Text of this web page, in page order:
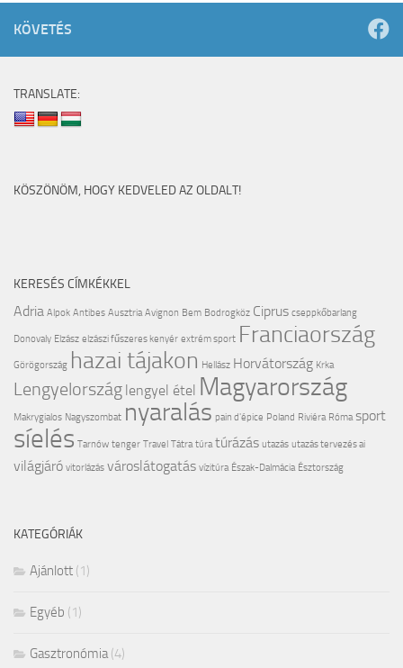
KÖVETÉS
TRANSLATE:
KÖSZÖNÖM, HOGY KEDVELED AZ OLDALT!
KERESÉS CÍMKÉKKEL
Adria Alpok Antibes Ausztria Avignon Bem Bodrogköz Ciprus cseppkőbarlang
Donovaly Elzász elzászi fűszeres kenyér extrém sport Franciaország
Görögország hazai tájakon Hellász Horvátország Krka
Lengyelország lengyel étel Magyarország
Makrygialos Nagyszombat nyaralás pain d'épice Poland Riviéra Róma sport
síelés Tarnów tenger Travel Tátra túra túrázás utazás utazás tervezés ai
világjáró vitorlázás városlátogatás vízitúra Észak-Dalmácia Észtország
KATEGÓRIÁK
Ajánlott (1)
Egyéb (1)
Gasztronómia(4)